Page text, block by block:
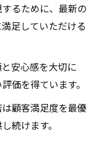
るために、最新の
足していただける
安心感を大切に
価を得ています。
顧客満足度を最優
続けます。